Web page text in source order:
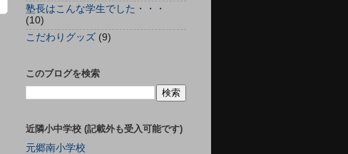
塾長はこんな学生でした・・・
(10)
こだわりグッズ (9)
このブログを検索
近隣小中学校 (記載外も受入可能です)
元郷南小学校